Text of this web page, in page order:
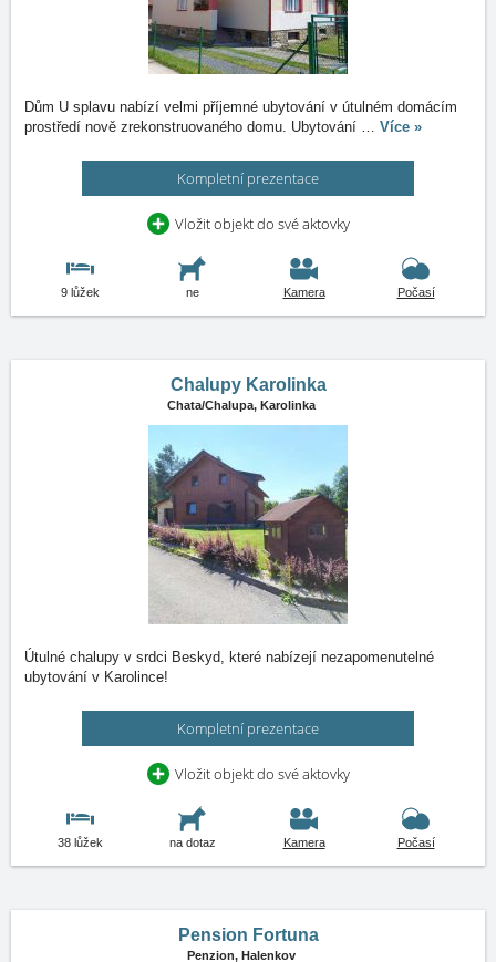
Dům U splavu nabízí velmi příjemné ubytování v útulném domácím
prostředí nově zrekonstruovaného domu. Ubytování … Více »
Kompletní prezentace
Vložit objekt do své aktovky
9 lůžek ne Kamera Počasí
Chalupy Karolinka
Chata/Chalupa, Karolinka
Útulné chalupy v srdci Beskyd, které nabízejí nezapomenutelné
ubytování v Karolince!
Kompletní prezentace
Vložit objekt do své aktovky
38 lůžek na dotaz Kamera Počasí
Pension Fortuna
Penzion, Halenkov